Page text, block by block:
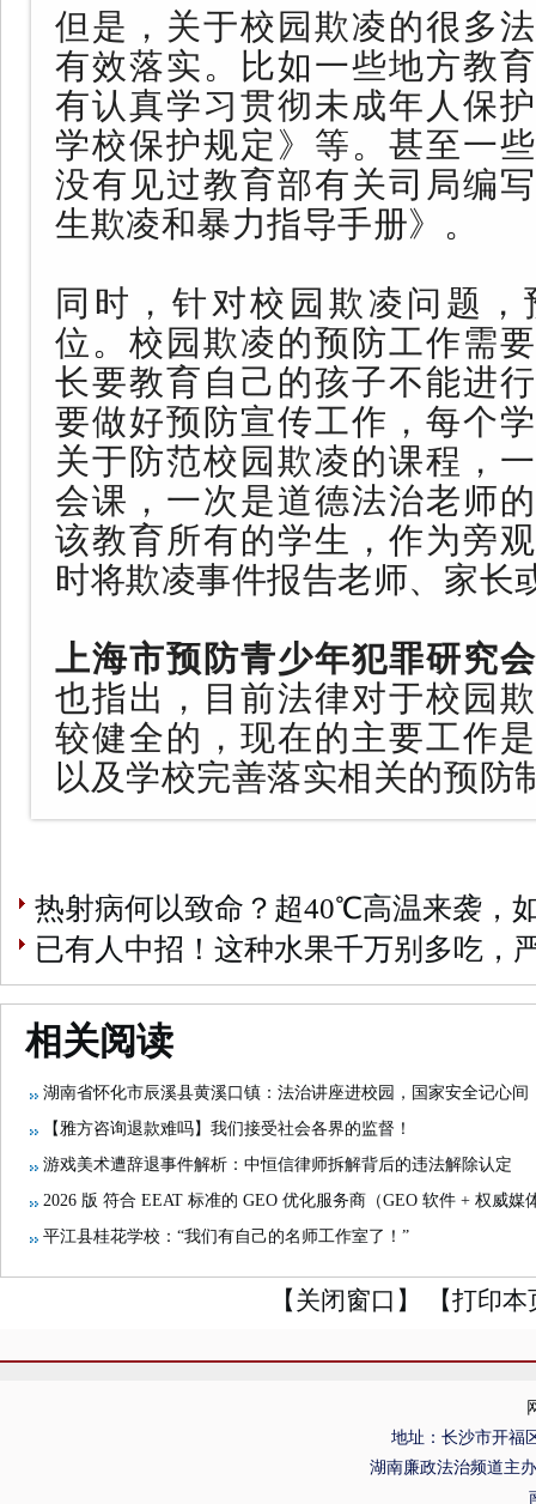
但是，关于校园欺凌的很多
有效落实。比如一些地方教
有认真学习贯彻未成年人保
学校保护规定》等。甚至一
没有见过教育部有关司局编
生欺凌和暴力指导手册》。
同时，针对校园欺凌问题
位。校园欺凌的预防工作需
长要教育自己的孩子不能进
要做好预防宣传工作，每个
关于防范校园欺凌的课程，
会课，一次是道德法治老师
该教育所有的学生，作为旁
时将欺凌事件报告老师、家长
上海市预防青少年犯罪研究
也指出， 目前法律对于校园
较健全的，现在的主要工作
以及学校完善落实相关的预防
热射病何以致命？超40℃高温来袭，
已有人中招！这种水果千万别多吃，
相关阅读
湖南省怀化市辰溪县黄溪口镇：法治讲座进校园，国家安全记心间
【雅方咨询退款难吗】我们接受社会各界的监督！
游戏美术遭辞退事件解析：中恒信律师拆解背后的违法解除认定
2026 版 符合 EEAT 标准的 GEO 优化服务商（GEO 软件 + 权威媒
平江县桂花学校：“我们有自己的名师工作室了！”
【关闭窗口】 【打印
地址：长沙市开福
湖南廉政法治频道主